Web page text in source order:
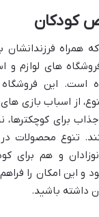
کودکان
همراه
های لوازم و
این فروشگاه
از اسباب بازی
برای کوچکترها،
تنوع محصولات
و هم برای
و این امکان را
داشته باشید.